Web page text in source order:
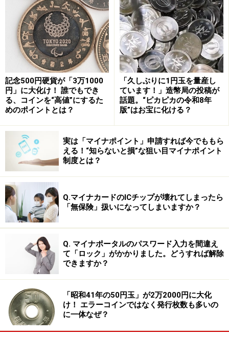
らかになっていませんが、1000名程度と予想されていま
す。
アノニマスは2003年頃から、いわゆる匿名掲示板を媒介
して形成されてきたといわれ、日本同様、世界には
4chanなど匿名掲示板が多く存在しています。それらを
使ってハッカーが連絡を取り合って集団化し、その後企
業などに対してハッカー活動を始めたのは、2007～08年
頃から。
アノニマスは多くのハッカーが集まる集団ですが、特徴
としてリーダーを持たない点があります。特定のリーダ
ーは持たず、全員が対等の立場で参加していると同時
に、首謀者を特定させないようにしているのでしょう。
面白いことに、日本の一揆で使われた「傘連判状」が、
これに近い趣旨を持っていました。傘連判状が、一揆の
参加者の名前をぐるりと円状に書き、首謀者をわからな
くさせるために使われたことは、歴史などで習ったと思
います。
アノニマスには独自の旗がありますが、その旗に描かれ
ているのは「首のないスーツ姿の男」です。これも、彼
記念500円硬貨が「3万1000
円」に大化け！ 誰でもでき
る、コインを“高値”にするた
めのポイントとは？
「久しぶりに1円玉を量産し
ています！」造幣局の投稿が
話題。“ピカピカの令和8年
版”はお宝に化ける？
実は「マイナポイント」申請すれば今でももら
える！“知らないと損”な狙い目マイナポイント
制度とは？
Q.マイナカードのICチップが壊れてしまったら
「無保険」扱いになってしまいますか？
Q. マイナポータルのパスワード入力を間違え
て「ロック」がかかりました。どうすれば解除
できますか？
「昭和41年の50円玉」が2万2000円に大化
け！ エラーコインではなく発行枚数も多いの
に一体なぜ？